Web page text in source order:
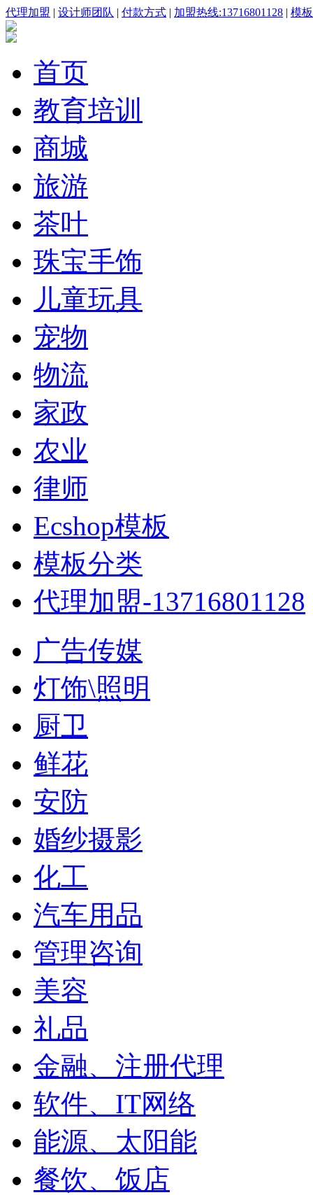
代理加盟 | 设计师团队 | 付款方式 | 加盟热线:13716801128 | 模
首页
教育培训
商城
旅游
茶叶
珠宝手饰
儿童玩具
宠物
物流
家政
农业
律师
Ecshop模板
模板分类
代理加盟-13716801128
广告传媒
灯饰\照明
厨卫
鲜花
安防
婚纱摄影
化工
汽车用品
管理咨询
美容
礼品
金融、注册代理
软件、IT网络
能源、太阳能
餐饮、饭店